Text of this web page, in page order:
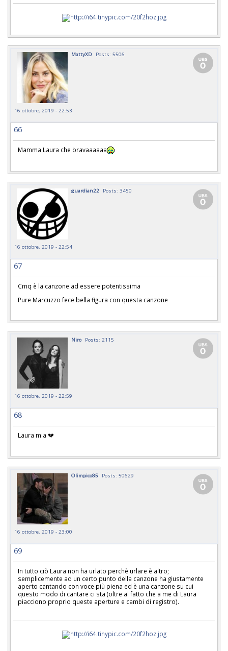
MattyXD Posts: 5506
16 ottobre, 2019 - 22:53
66
Mamma Laura che bravaaaaaa
guardian22 Posts: 3450
16 ottobre, 2019 - 22:54
67
Cmq è la canzone ad essere potentissima
Pure Marcuzzo fece bella figura con questa canzone
Niro Posts: 2115
16 ottobre, 2019 - 22:59
68
Laura mia 💔
Olimpico85 Posts: 50629
16 ottobre, 2019 - 23:00
69
In tutto ciò Laura non ha urlato perchè urlare è altro;
semplicemente ad un certo punto della canzone ha giustamente
aperto cantando con voce più piena ed è una canzone su cui
questo modo di cantare ci sta (oltre al fatto che a me di Laura
piacciono proprio queste aperture e cambi di registro).